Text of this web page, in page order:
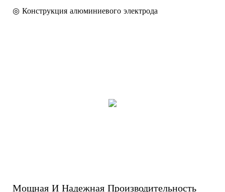
◎ Конструкция алюминиевого электрода
Мощная И Надежная Производительность